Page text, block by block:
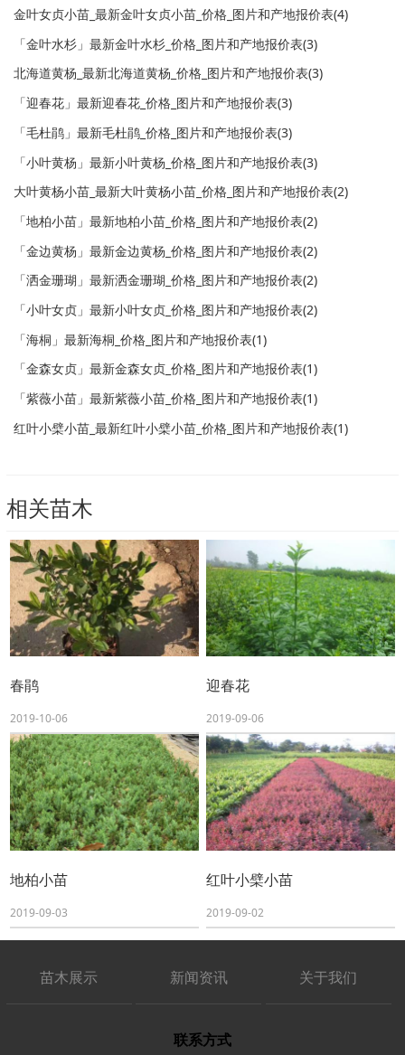
金叶女贞小苗_最新金叶女贞小苗_价格_图片和产地报价表(4)
「金叶水杉」最新金叶水杉_价格_图片和产地报价表(3)
北海道黄杨_最新北海道黄杨_价格_图片和产地报价表(3)
「迎春花」最新迎春花_价格_图片和产地报价表(3)
「毛杜鹃」最新毛杜鹃_价格_图片和产地报价表(3)
「小叶黄杨」最新小叶黄杨_价格_图片和产地报价表(3)
大叶黄杨小苗_最新大叶黄杨小苗_价格_图片和产地报价表(2)
「地柏小苗」最新地柏小苗_价格_图片和产地报价表(2)
「金边黄杨」最新金边黄杨_价格_图片和产地报价表(2)
「洒金珊瑚」最新洒金珊瑚_价格_图片和产地报价表(2)
「小叶女贞」最新小叶女贞_价格_图片和产地报价表(2)
「海桐」最新海桐_价格_图片和产地报价表(1)
「金森女贞」最新金森女贞_价格_图片和产地报价表(1)
「紫薇小苗」最新紫薇小苗_价格_图片和产地报价表(1)
红叶小檗小苗_最新红叶小檗小苗_价格_图片和产地报价表(1)
相关苗木
春鹃
2019-10-06
迎春花
2019-09-06
地柏小苗
2019-09-03
红叶小檗小苗
2019-09-02
苗木展示 新闻资讯 关于我们
联系方式